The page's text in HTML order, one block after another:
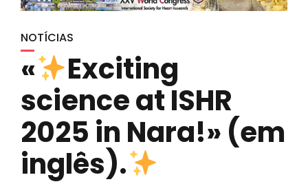
NOTÍCIAS
«
Exciting
science at ISHR
2025 in Nara!» (em
inglês).